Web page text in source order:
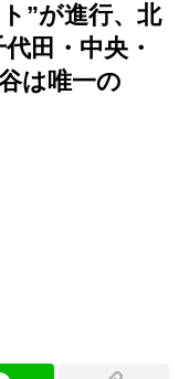
”が進行、北
田・中央・
は唯一の